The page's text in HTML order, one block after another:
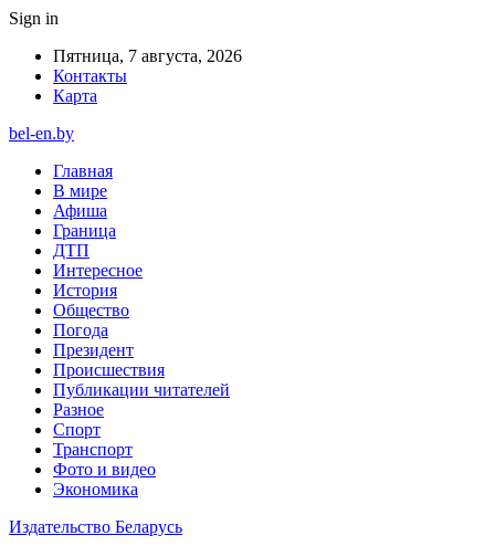
Sign in
Пятница, 7 августа, 2026
Контакты
Карта
bel-en.by
Главная
В мире
Афиша
Граница
ДТП
Интересное
История
Общество
Погода
Президент
Происшествия
Публикации читателей
Разное
Спорт
Транспорт
Фото и видео
Экономика
Издательство Беларусь